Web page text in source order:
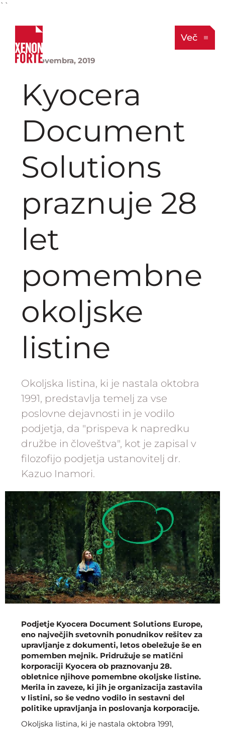
``
Več
28. novembra, 2019
Kyocera
Document
Solutions
praznuje 28
let
pomembne
okoljske
listine
Okoljska listina, ki je nastala oktobra
1991, predstavlja temelj za vse
poslovne dejavnosti in je vodilo
podjetja, da "prispeva k napredku
družbe in človeštva", kot je zapisal v
filozofijo podjetja ustanovitelj dr.
Kazuo Inamori.
Podjetje Kyocera Document Solutions Europe,
eno največjih svetovnih ponudnikov rešitev za
upravljanje z dokumenti, letos obeležuje še en
pomemben mejnik. Pridružuje se matični
korporaciji Kyocera ob praznovanju 28.
obletnice njihove pomembne okoljske listine.
Merila in zaveze, ki jih je organizacija zastavila
v listini, so še vedno vodilo in sestavni del
politike upravljanja in poslovanja korporacije.
Okoljska listina, ki je nastala oktobra 1991,